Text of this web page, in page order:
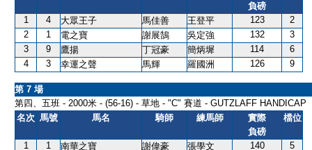
負磅
1 4 大眾王子 馬佳善 王登平 123
2
2
1 電之寶 謝展鵠 吳定強 132
3
3
9 鷹揚 丁冠豪 簡炳墀 114
6
4
3 幸運之聲 馬輝 羅國洲 126 9
第 7 場
第四、五班 - 2000米 - (56-16) - 草地 - "C" 賽道 - GUTZLAFF HANDICAP
名次 馬號 馬名 騎師 練馬師
實際
負磅
檔位
1 1 南華之寶 謝偉豪 張學文 140
5